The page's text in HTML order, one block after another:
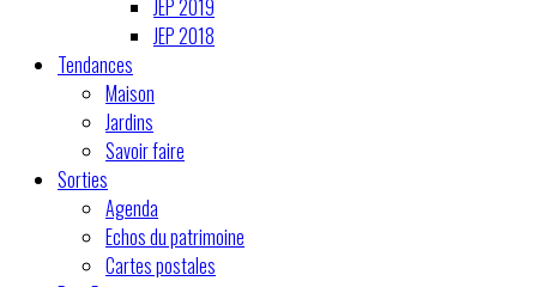
JEP 2019
JEP 2018
Tendances
Maison
Jardins
Savoir faire
Sorties
Agenda
Echos du patrimoine
Cartes postales